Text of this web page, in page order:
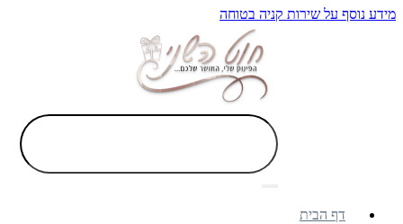
מידע נוסף על שירות קניה בטוחה
דף הבית